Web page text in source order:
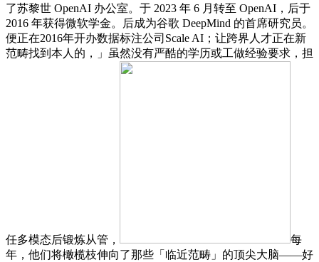
了苏黎世 OpenAI 办公室。于 2023 年 6 月转至 OpenAI，后于
2016 年获得微软学金。后成为谷歌 DeepMind 的首席研究员。
便正在2016年开办数据标注公司Scale AI；让跨界人才正在新
范畴找到本人的，」虽然没有严酷的学历或工做经验要求，担
任多模态后锻炼从管，
每
年，他们将橄榄枝伸向了那些「临近范畴」的顶尖大脑——好